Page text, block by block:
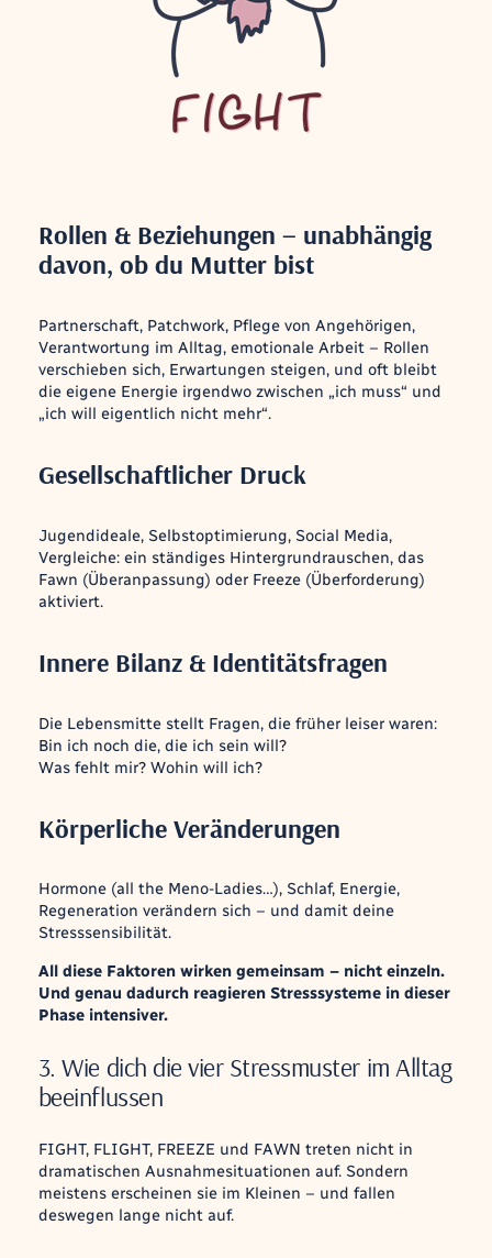
Rollen & Beziehungen – unabhängig
davon, ob du Mutter bist
Partnerschaft, Patchwork, Pflege von Angehörigen,
Verantwortung im Alltag, emotionale Arbeit – Rollen
verschieben sich, Erwartungen steigen, und oft bleibt
die eigene Energie irgendwo zwischen „ich muss“ und
„ich will eigentlich nicht mehr“.
Gesellschaftlicher Druck
Jugendideale, Selbstoptimierung, Social Media,
Vergleiche: ein ständiges Hintergrundrauschen, das
Fawn (Überanpassung) oder Freeze (Überforderung)
aktiviert.
Innere Bilanz & Identitätsfragen
Die Lebensmitte stellt Fragen, die früher leiser waren:
Bin ich noch die, die ich sein will?
Was fehlt mir? Wohin will ich?
Körperliche Veränderungen
Hormone (all the Meno-Ladies…), Schlaf, Energie,
Regeneration verändern sich – und damit deine
Stresssensibilität.
All diese Faktoren wirken gemeinsam – nicht einzeln.
Und genau dadurch reagieren Stresssysteme in dieser
Phase intensiver.
3. Wie dich die vier Stressmuster im Alltag
beeinflussen
FIGHT, FLIGHT, FREEZE und FAWN treten nicht in
dramatischen Ausnahmesituationen auf. Sondern
meistens erscheinen sie im Kleinen – und fallen
deswegen lange nicht auf.